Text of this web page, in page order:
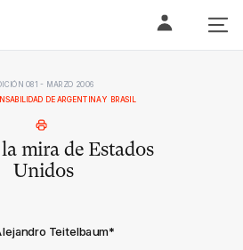
081 - MARZO 2006
DE ARGENTINA Y BRASIL
mira de Estados
Unidos
Teitelbaum*